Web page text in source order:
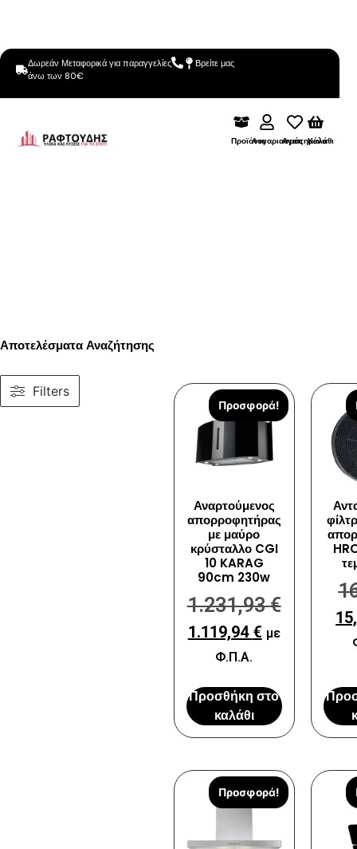
Δωρεάν Μεταφορικά για παραγγελίες
άνω των 80€
Βρείτε μας
ΠροϊόνταΛογαριασμόςΑγαπημένα
Καλάθι
Αποτελέσματα Αναζήτησης
Filters
Προσφορά!
Αναρτούμενος
απορροφητήρας
με μαύρο
κρύσταλλο CGI
10 KARAG
90cm 230w
1.231,93€
1.119,94 € με
Φ.Π.Α.
Προσθήκη στο
καλάθι
Προσφορά!